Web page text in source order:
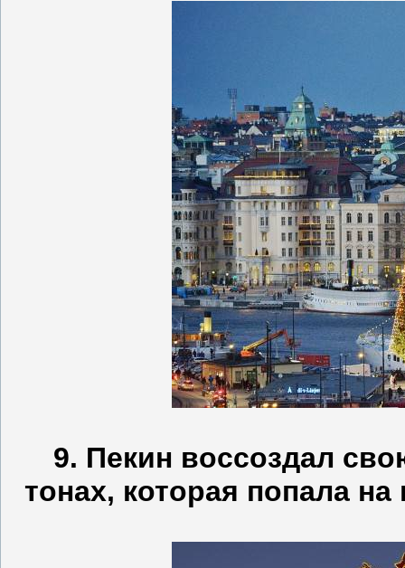
9. Пекин воссоздал
тонах, которая попала